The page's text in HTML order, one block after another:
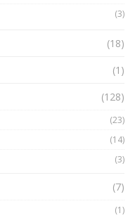
(3)
(18)
(1)
(128)
(23)
(14)
(3)
(7)
(1)